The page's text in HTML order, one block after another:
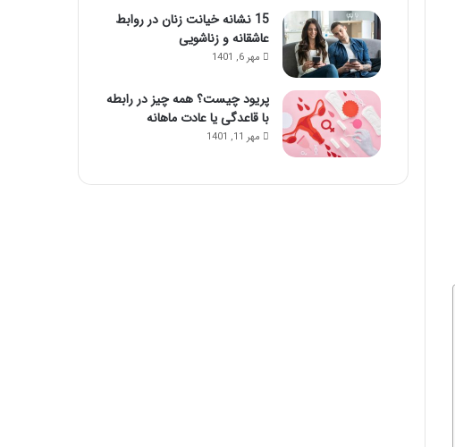
15 نشانه خیانت زنان در روابط
عاشقانه و زناشویی
مهر 6, 1401
پریود چیست؟ همه چیز در رابطه
با قاعدگی یا عادت ماهانه
مهر 11, 1401